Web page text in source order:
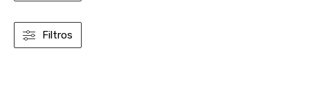
Filtros